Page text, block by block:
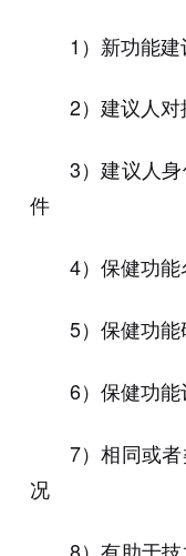
1）新功能
2）建议人
3）建议人
件
4）保健功
5）保健功
6）保健功
7）相同或
况